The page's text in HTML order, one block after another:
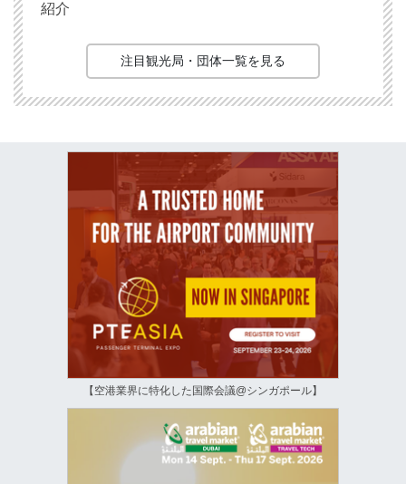
紹介
注目観光局・団体一覧を見る
【空港業界に特化した国際会議@シンガポール】